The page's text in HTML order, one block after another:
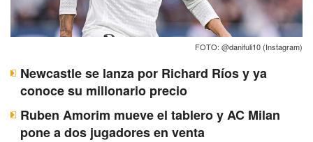
FOTO: @danifuli10 (Instagram)
Newcastle se lanza por Richard Ríos y ya
conoce su millonario precio
Ruben Amorim mueve el tablero y AC Milan
pone a dos jugadores en venta